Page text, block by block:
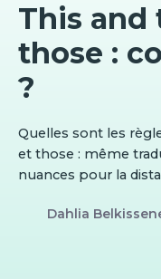
This and
those :
?
Quelles sont les
et those : même
nuances pour la
Dahlia